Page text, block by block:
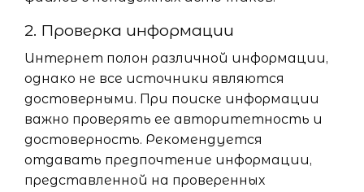
2. Проверка информации
Интернет полон различной информации,
однако не все источники являются
достоверными. При поиске информации
важно проверять ее авторитетность и
достоверность. Рекомендуется
отдавать предпочтение информации,
представленной на проверенных